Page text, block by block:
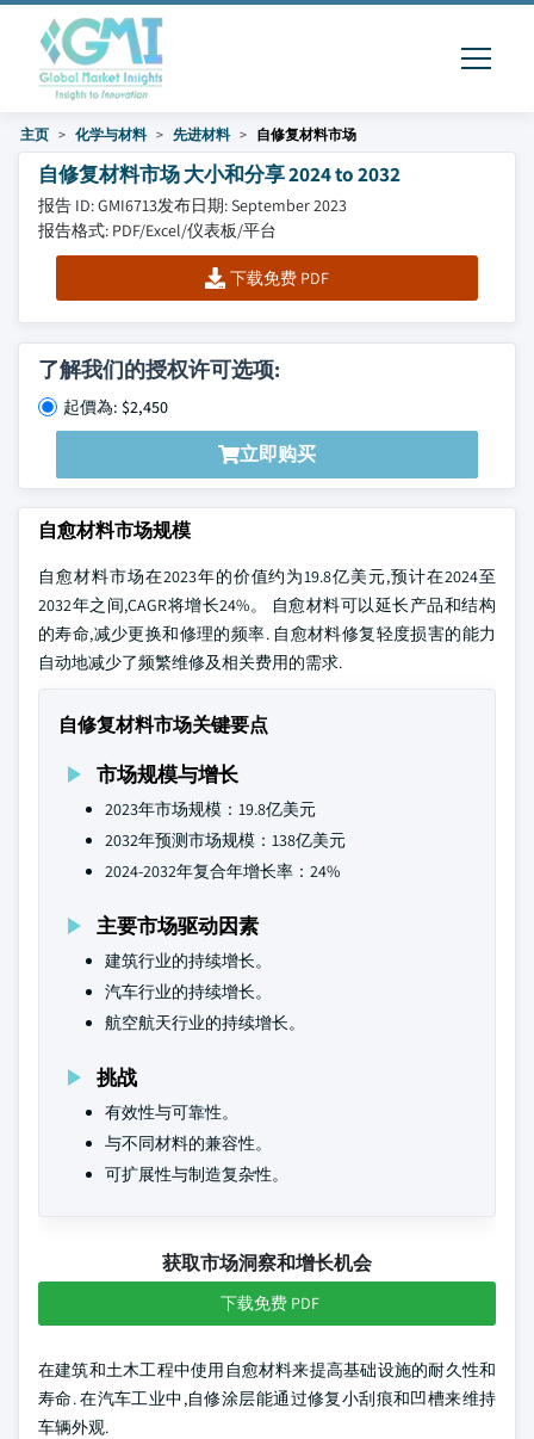
主页 化学与材料 先进材料 自修复材料市场
自修复材料市场 大小和分享 2024 to 2032
报告 ID: GMI6713发布日期: September 2023
报告格式: PDF/Excel/仪表板/平台
下载免费 PDF
了解我们的授权许可选项:
起價為: $2,450
立即购买
自愈材料市场规模
自愈材料市场在2023年的价值约为19.8亿美元,预计在2024至
2032年之间,CAGR将增长24%。 自愈材料可以延长产品和结构
的寿命,减少更换和修理的频率. 自愈材料修复轻度损害的能力
自动地减少了频繁维修及相关费用的需求.
自修复材料市场关键要点
市场规模与增长
2023年市场规模：19.8亿美元
2032年预测市场规模：138亿美元
2024-2032年复合年增长率：24%
主要市场驱动因素
建筑行业的持续增长。
汽车行业的持续增长。
航空航天行业的持续增长。
挑战
有效性与可靠性。
与不同材料的兼容性。
可扩展性与制造复杂性。
获取市场洞察和增长机会
下载免费 PDF
在建筑和土木工程中使用自愈材料来提高基础设施的耐久性和
寿命. 在汽车工业中,自修涂层能通过修复小刮痕和凹槽来维持
车辆外观.